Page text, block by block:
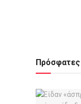
Πρόσφατες